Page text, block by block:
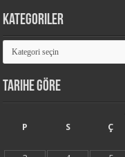
Kategoriler
Kategoriler
Tarihe Göre
P
S Ç